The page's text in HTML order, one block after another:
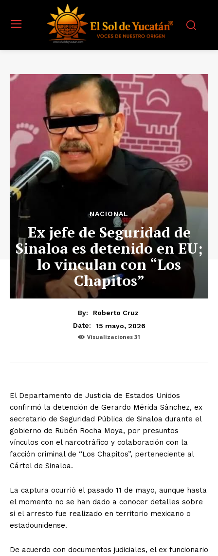
NACIONAL
Ex jefe de Seguridad de
Sinaloa es detenido en EU;
lo vinculan con “Los
Chapitos”
By:
Roberto Cruz
Date:
15 mayo, 2026
Visualizaciones 31
El Departamento de Justicia de Estados Unidos
confirmó la detención de Gerardo Mérida Sánchez, ex
secretario de Seguridad Pública de Sinaloa durante el
gobierno de Rubén Rocha Moya, por presuntos
vínculos con el narcotráfico y colaboración con la
facción criminal de “Los Chapitos”, perteneciente al
Cártel de Sinaloa.
La captura ocurrió el pasado 11 de mayo, aunque hasta
el momento no se han dado a conocer detalles sobre
si el arresto fue realizado en territorio mexicano o
estadounidense.
De acuerdo con documentos judiciales, el ex funcionario